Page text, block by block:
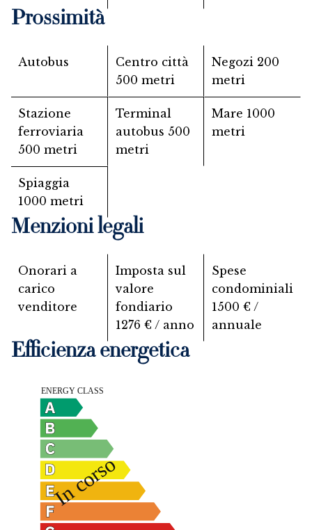
Prossimità
Autobus
Centro città
500 metri
Negozi 200
metri
Stazione
ferroviaria
500 metri
Terminal
autobus 500
metri
Mare 1000
metri
Spiaggia
1000 metri
Menzioni legali
Onorari a
carico
venditore
Imposta sul
valore
fondiario
1276 € / anno
Spese
condominiali
1500 € /
annuale
Efficienza energetica